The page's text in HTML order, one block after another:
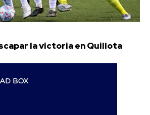
la victoria en Quillota